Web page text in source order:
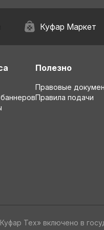
Куфар Маркет
Полезно
Правовые
Правила подачи
Тех» включено в